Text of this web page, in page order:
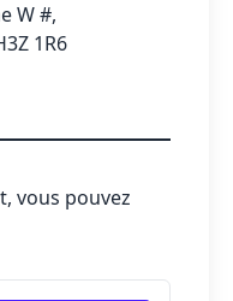
W #,
1R6
vous pouvez